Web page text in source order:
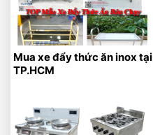
Mua xe đẩy thức ăn inox tại
TP.HCM